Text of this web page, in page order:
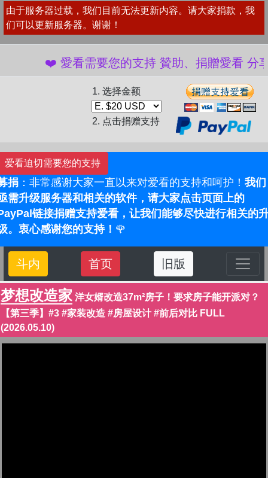
由于服务器过载，我们目前无法更新内容。请大家捐款，我
们可以更新服务器。谢谢！
❤️ 愛看需要您的支持 贊助、捐贈愛看 分享、
1. 选择金额
2. 点击捐赠支持
爱看迫切需要您的支持
捐 ：非常感谢大家一直以来对爱看的支持和呵护！ 我们
需升级服务器和相关的软件，请大家点击页面上的
链接捐赠支持爱看，让我们能够尽快进行相关的
。衷心感谢您的支持！ 🌹
斗内 首页 旧版
梦想改造家 洋女婿改造37m²房子！要求房子能开派对？
【第三季】#3 #家装改造 #房屋设计 #前后对比 FULL
(2026.05.10)